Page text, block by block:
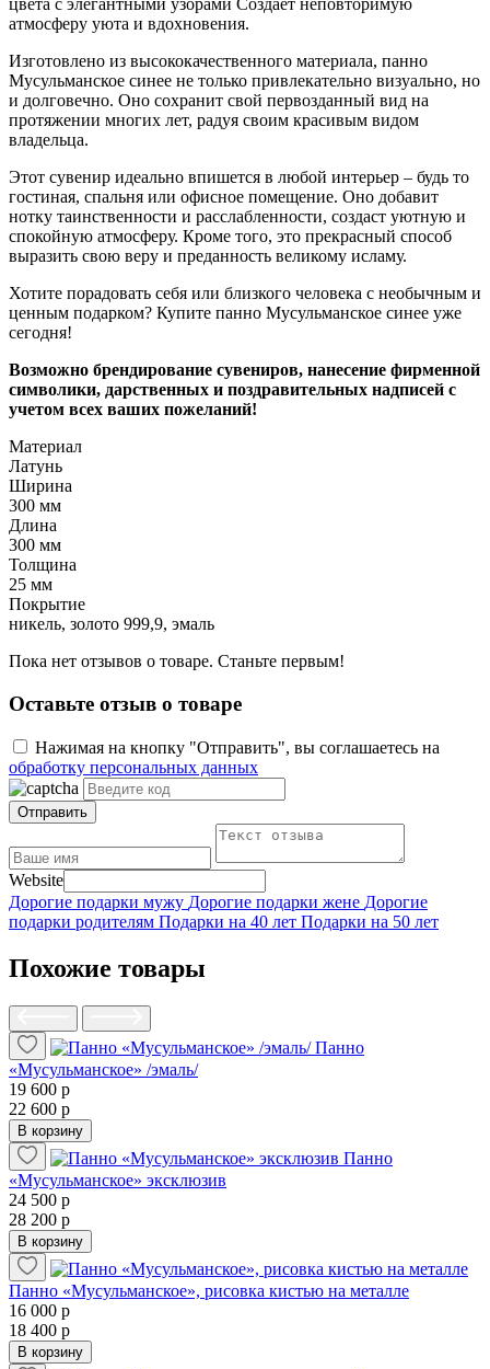
цвета с элегантными узорами Создает неповторимую
атмосферу уюта и вдохновения.
Изготовлено из высококачественного материала, панно
Мусульманское синее не только привлекательно визуально, но
и долговечно. Оно сохранит свой первозданный вид на
протяжении многих лет, радуя своим красивым видом
владельца.
Этот сувенир идеально впишется в любой интерьер – будь то
гостиная, спальня или офисное помещение. Оно добавит
нотку таинственности и расслабленности, создаст уютную и
спокойную атмосферу. Кроме того, это прекрасный способ
выразить свою веру и преданность великому исламу.
Хотите порадовать себя или близкого человека с необычным и
ценным подарком? Купите панно Мусульманское синее уже
сегодня!
Возможно брендирование сувениров, нанесение фирменной
символики, дарственных и поздравительных надписей с
учетом всех ваших пожеланий!
Материал
Латунь
Ширина
300 мм
Длина
300 мм
Толщина
25 мм
Покрытие
никель, золото 999,9, эмаль
Пока нет отзывов о товаре. Станьте первым!
Оставьте отзыв о товаре
Нажимая на кнопку "Отправить", вы соглашаетесь на
обработку персональных данных
Отправить
Website
Дорогие подарки мужу Дорогие подарки жене Дорогие
подарки родителям Подарки на 40 лет Подарки на 50 лет
Похожие товары
Панно
«Мусульманское» /эмаль/
19 600 р
22 600 р
В корзину
Панно
«Мусульманское» эксклюзив
24 500 р
28 200 р
В корзину
Панно «Мусульманское», рисовка кистью на металле
16 000 р
18 400 р
В корзину